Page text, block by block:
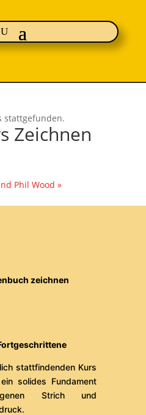
stattgefunden.
Zeichnen
Phil Wood »
zeichnen
stattfindenden Kurs
solides Fundament
Strich und